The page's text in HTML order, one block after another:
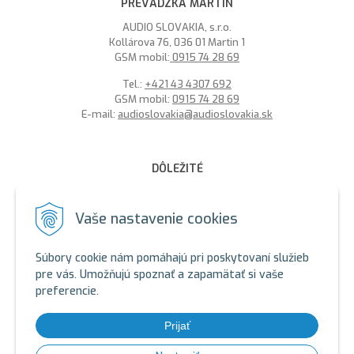
Vaše nastavenie cookies
Súbory cookie nám pomáhajú pri poskytovaní služieb
pre vás. Umožňujú spoznať a zapamätať si vaše
preferencie.
Prijať
PREVÁDZKA MARTIN
AUDIO SLOVAKIA, s.r.o.
Kollárova 76, 036 01 Martin 1
GSM mobil: 0915 74 28 69
Tel.: +421 43 4307 692
GSM mobil: 0915 74 28 69
E-mail: audioslovakia@audioslovakia.sk
DÔLEŽITÉ
Sme členmi spoločenstva SEWA, zabezpečujeme likvidáciu
sú zahrnuté v cene produktov.
SEWA - AUDIOSLOVAKIA s.r.o.
SEWA: https://www.sewa.sk/